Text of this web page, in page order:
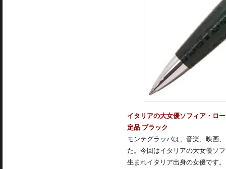
イタリアの大女優ソフィア・ロ
定品 ブラック
モンテグラッパは、音楽、映画
た。今回はイタリアの大女優ソ
生まれイタリア出身の女優です